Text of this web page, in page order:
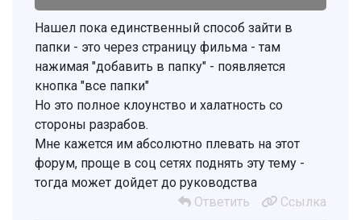
Нашел пока единственный способ зайти в
папки - это через страницу фильма - там
нажимая "добавить в папку" - появляется
кнопка "все папки"
Но это полное клоунство и халатность со
стороны разрабов.
Мне кажется им абсолютно плевать на этот
форум, проще в соц сетях поднять эту тему -
тогда может дойдет до руководства
Ответить
Ссылка